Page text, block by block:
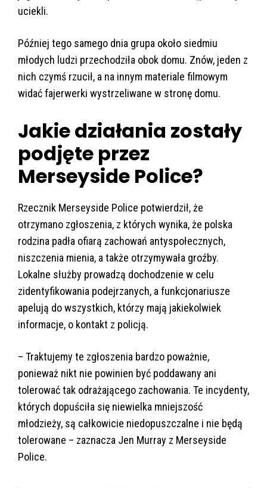
uciekli.
Później tego samego dnia grupa około siedmiu
młodych ludzi przechodziła obok domu. Znów, jeden z
nich czymś rzucił, a na innym materiale filmowym
widać fajerwerki wystrzeliwane w stronę domu.
Jakie działania zostały
podjęte przez
Merseyside Police?
Rzecznik Merseyside Police potwierdził, że
otrzymano zgłoszenia, z których wynika, że polska
rodzina padła ofiarą zachowań antyspołecznych,
niszczenia mienia, a także otrzymywała groźby.
Lokalne służby prowadzą dochodzenie w celu
zidentyfikowania podejrzanych, a funkcjonariusze
apelują do wszystkich, którzy mają jakiekolwiek
informacje, o kontakt z policją.
– Traktujemy te zgłoszenia bardzo poważnie,
ponieważ nikt nie powinien być poddawany ani
tolerować tak odrażającego zachowania. Te incydenty,
których dopuściła się niewielka mniejszość
młodzieży, są całkowicie niedopuszczalne i nie będą
tolerowane – zaznacza Jen Murray z Merseyside
Police.